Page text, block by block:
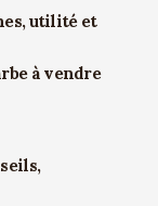
utilité et
à vendre